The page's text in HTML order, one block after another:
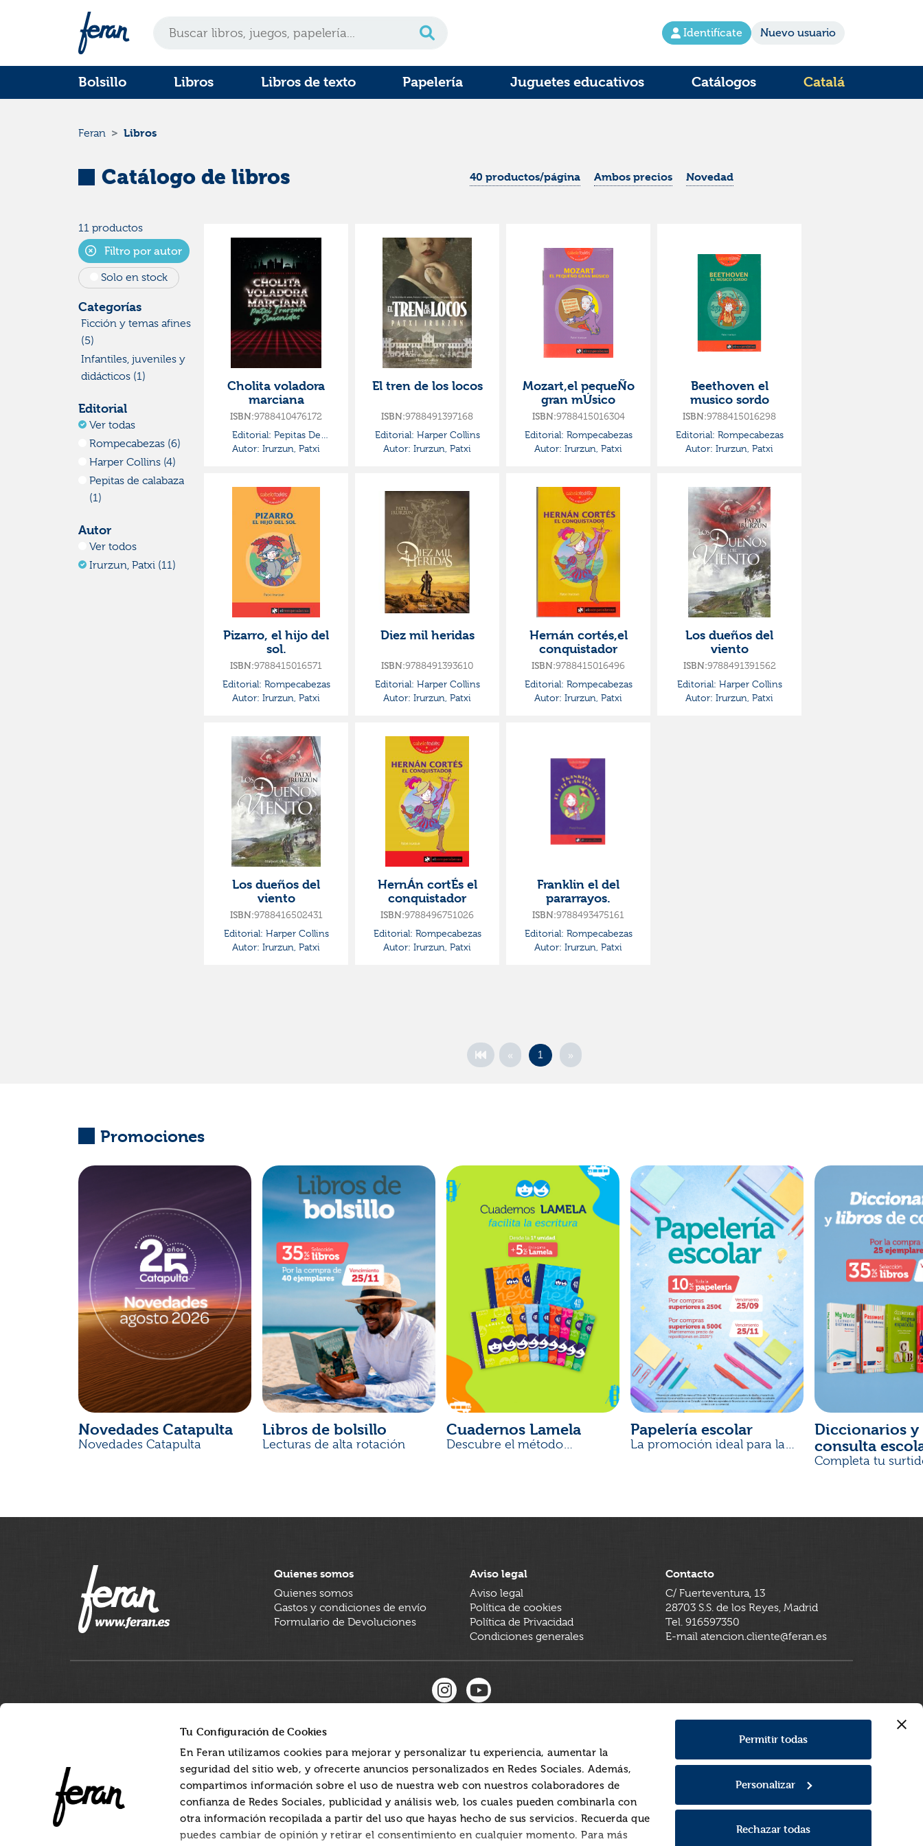
Tu Configuración de Cookies
En Feran utilizamos cookies para mejorar y personalizar tu experiencia, aumentar la
seguridad del sitio web, y ofrecerte anuncios personalizados en Redes Sociales. Además,
compartimos información sobre el uso de nuestra web con nuestros colaboradores de
confianza de Redes Sociales, publicidad y análisis web, los cuales pueden combinarla con
otra información recopilada a partir del uso que hayas hecho de sus servicios. Recuerda que
puedes cambiar de opinión y retirar el consentimiento en cualquier momento. Para más
Permitir todas
Personalizar
Rechazar todas
Identifícate Nuevo usuario
Bolsillo Libros Libros de texto Papelería Juguetes educativos Catálogos Catalá
Feran Libros
Catálogo de libros 40 productos/página Ambos precios Novedad
11 productos
Filtro por autor
Solo en stock
Categorías
Ficción y temas afines
(5)
Infantiles, juveniles y
didácticos (1)
Editorial
Ver todas
Rompecabezas (6)
Harper Collins (4)
Pepitas de calabaza
(1)
Autor
Ver todos
Irurzun, Patxi (11)
Cholita voladora
marciana
ISBN:9788410476172
Editorial: Pepitas De
Calabaza
Autor: Irurzun, Patxi
El tren de los locos
ISBN:9788491397168
Editorial: Harper Collins
Autor: Irurzun, Patxi
Mozart,el pequeÑo
gran mÚsico
ISBN:9788415016304
Editorial: Rompecabezas
Autor: Irurzun, Patxi
Beethoven el
musico sordo
ISBN:9788415016298
Editorial: Rompecabezas
Autor: Irurzun, Patxi
Pizarro, el hijo del
sol.
ISBN:9788415016571
Editorial: Rompecabezas
Autor: Irurzun, Patxi
Diez mil heridas
ISBN:9788491393610
Editorial: Harper Collins
Autor: Irurzun, Patxi
Hernán cortés,el
conquistador
ISBN:9788415016496
Editorial: Rompecabezas
Autor: Irurzun, Patxi
Los dueños del
viento
ISBN:9788491391562
Editorial: Harper Collins
Autor: Irurzun, Patxi
Los dueños del
viento
ISBN:9788416502431
Editorial: Harper Collins
Autor: Irurzun, Patxi
HernÁn cortÉs el
conquistador
ISBN:9788496751026
Editorial: Rompecabezas
Autor: Irurzun, Patxi
Franklin el del
pararrayos.
ISBN:9788493475161
Editorial: Rompecabezas
Autor: Irurzun, Patxi
« 1 »
Promociones
Novedades Catapulta
Novedades Catapulta
Libros de bolsillo
Lecturas de alta rotación
Cuadernos Lamela
Descubre el método
Papelería escolar
La promoción ideal para la
Diccionarios y
consulta
Completa tu
Quienes somos
Quienes somos
Gastos y condiciones de envío
Formulario de Devoluciones
Aviso legal
Aviso legal
Política de cookies
Política de Privacidad
Condiciones generales
Contacto
C/ Fuerteventura, 13
28703 S.S. de los Reyes, Madrid
Tel. 916597350
E-mail atencion.cliente@feran.es